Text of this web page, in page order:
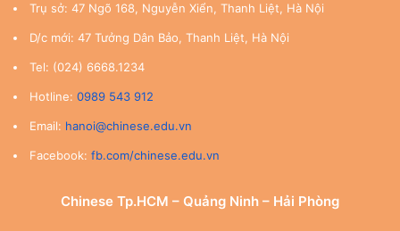
Trụ sở: 47 Ngõ 168, Nguyễn Xiển, Thanh Liệt, Hà Nội
D/c mới: 47 Tưởng Dân Bảo, Thanh Liệt, Hà Nội
Tel: (024) 6668.1234
Hotline: 0989 543 912
Email: hanoi@chinese.edu.vn
Facebook: fb.com/chinese.edu.vn
Chinese Tp.HCM – Quảng Ninh – Hải Phòng